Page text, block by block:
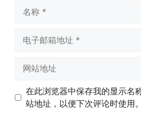
址
址
在此浏览器中保存我的显示名
站地址，以便下次评论时使用。